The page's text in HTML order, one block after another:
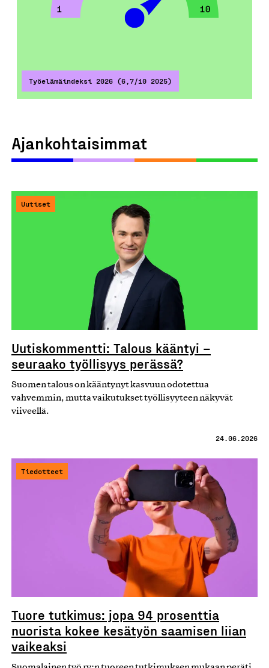
Työelämäindeksi 2026 (6,7/10 2025)
Ajankohtaisimmat
Uutiset
Uutiskommentti: Talous kääntyi –
seuraako työllisyys perässä?
Suomen talous on kääntynyt kasvuun odotettua
vahvemmin, mutta vaikutukset työllisyyteen näkyvät
viiveellä.
24.06.2026
Tiedotteet
Tuore tutkimus: jopa 94 prosenttia
nuorista kokee kesätyön saamisen liian
vaikeaksi